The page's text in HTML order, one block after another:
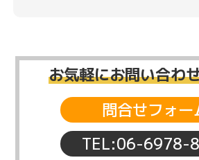
お気軽にお問い合わ
TEL:06-6978-
問合せフォー